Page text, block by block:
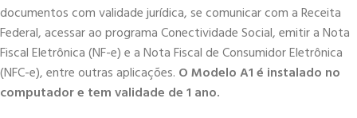
documentos com validade jurídica, se comunicar com a Receita
Federal, acessar ao programa Conectividade Social, emitir a Nota
Fiscal Eletrônica (NF-e) e a Nota Fiscal de Consumidor Eletrônica
(NFC-e), entre outras aplicações. O Modelo A1 é instalado no
computador e tem validade de 1 ano.